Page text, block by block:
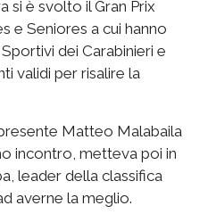
si è svolto il Gran Prix
e Seniores a cui hanno
dei Carabinieri e
validi per risalire la
Matteo Malabaila
incontro, metteva poi in
leader della classifica
averne la meglio.